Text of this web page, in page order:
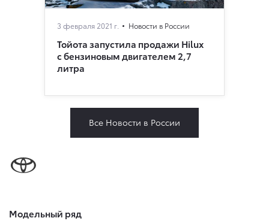
3 февраля 2021 г. Новости в России
Тойота запустила продажи Hilux
c бензиновым двигателем 2,7
литра
Все Новости в России
Модельный ряд